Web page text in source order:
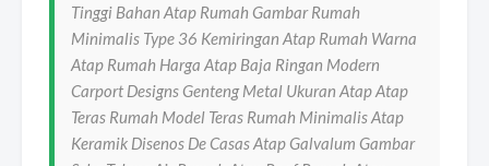
Tinggi Bahan Atap Rumah Gambar Rumah
Minimalis Type 36 Kemiringan Atap Rumah Warna
Atap Rumah Harga Atap Baja Ringan Modern
Carport Designs Genteng Metal Ukuran Atap Atap
Teras Rumah Model Teras Rumah Minimalis Atap
Keramik Disenos De Casas Atap Galvalum Gambar